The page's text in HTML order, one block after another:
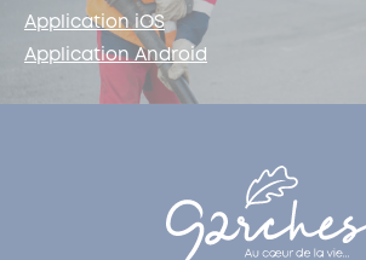
Application iOS
Application Android